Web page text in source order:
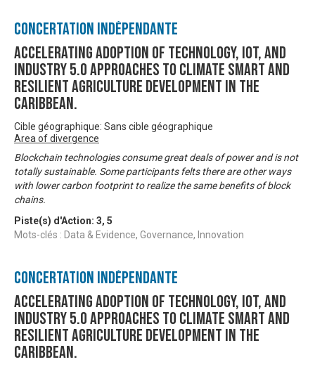
Concertation Indépendante
Accelerating Adoption of Technology, IOT, and
Industry 5.0 approaches to climate smart and
resilient agriculture development in the
Caribbean.
Cible géographique: Sans cible géographique
Area of divergence
Blockchain technologies consume great deals of power and is not
totally sustainable. Some participants felts there are other ways
with lower carbon footprint to realize the same benefits of block
chains.
Piste(s) d'Action: 3, 5
Mots-clés : Data & Evidence, Governance, Innovation
Concertation Indépendante
Accelerating Adoption of Technology, IOT, and
Industry 5.0 approaches to climate smart and
resilient agriculture development in the
Caribbean.